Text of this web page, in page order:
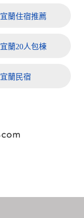
宜蘭住宿推薦
宜蘭20人包棟
宜蘭民宿